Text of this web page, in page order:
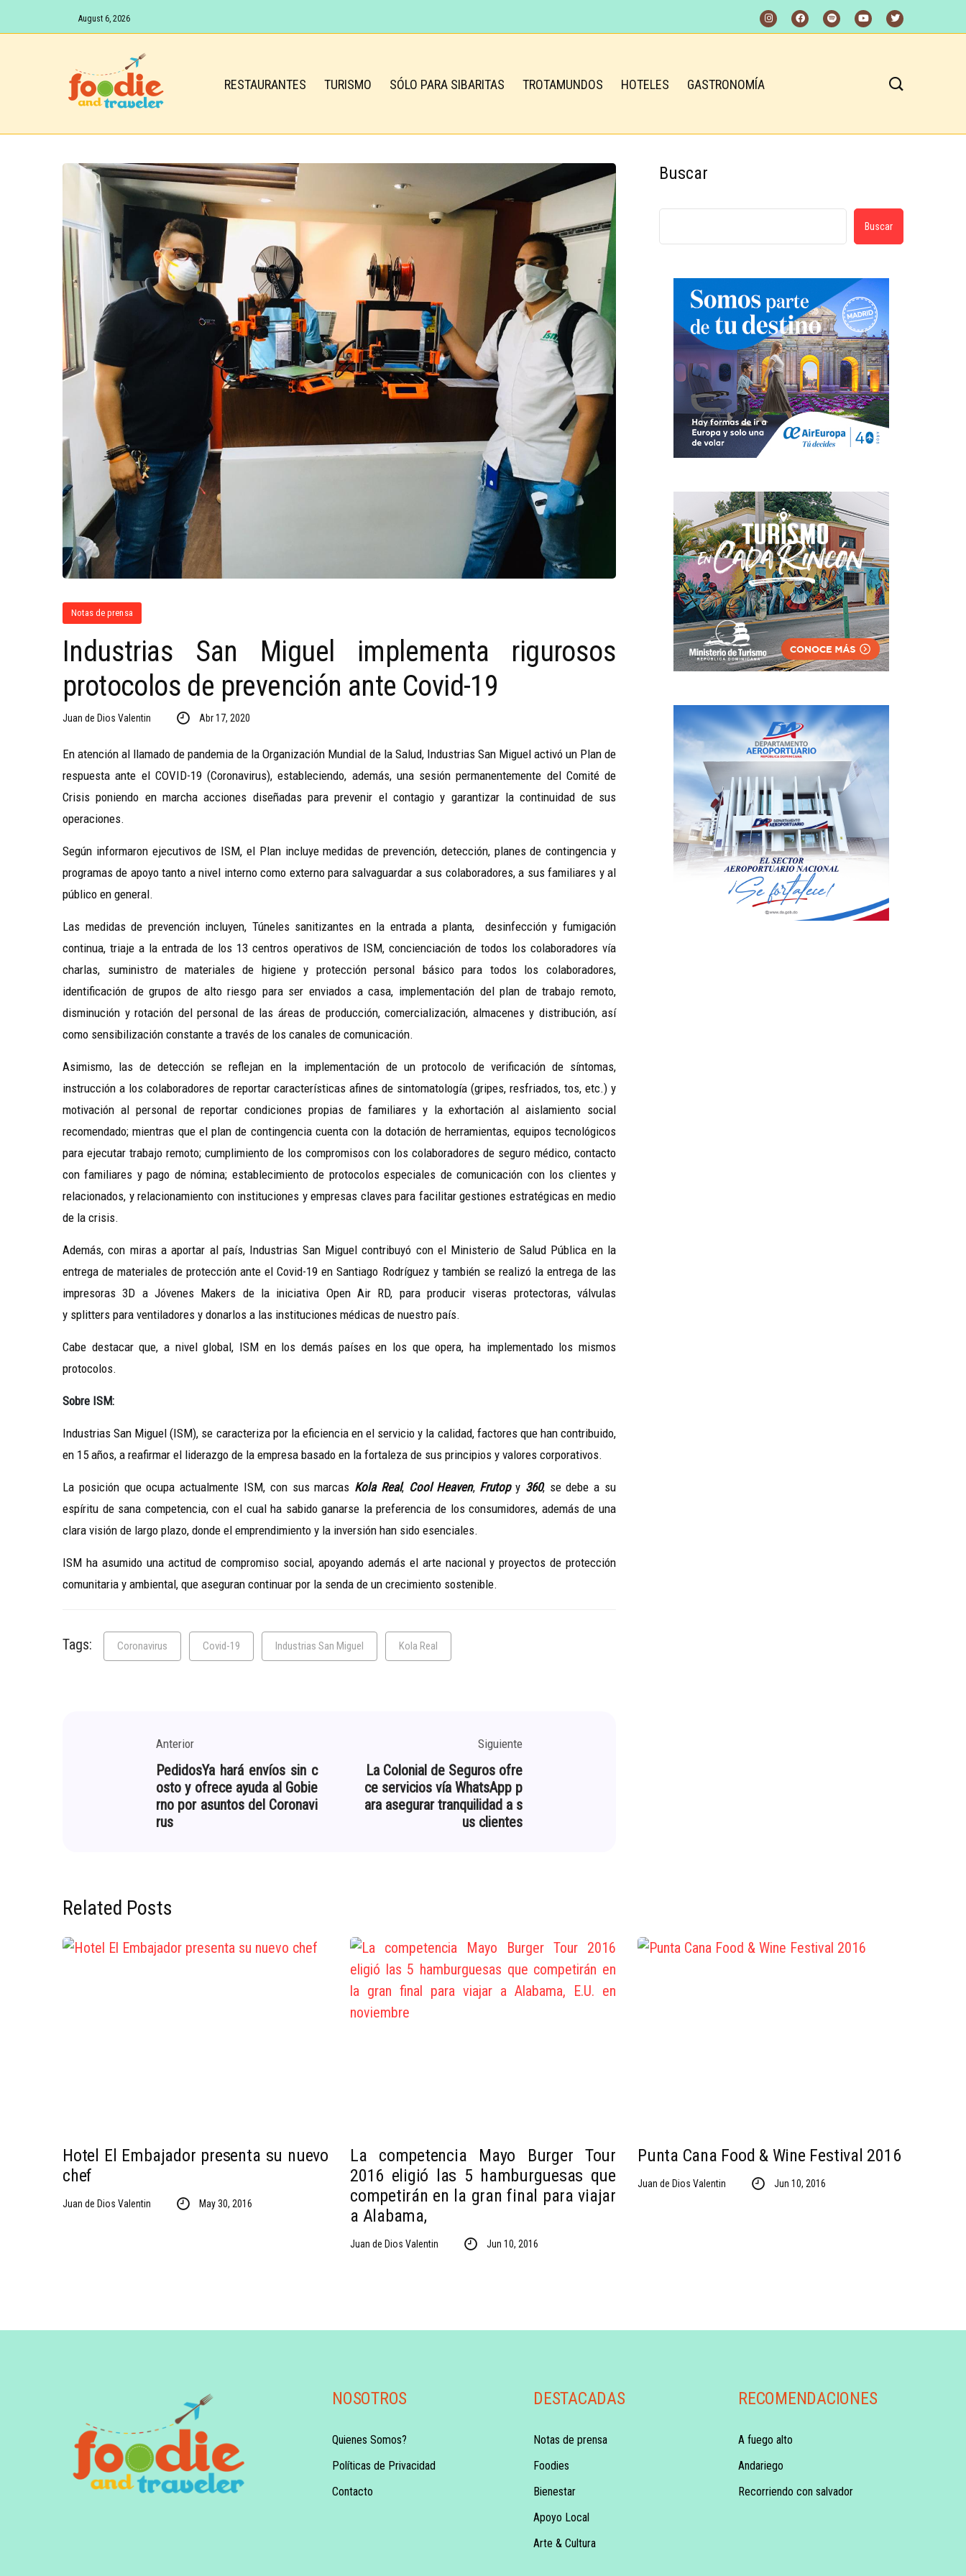
August 6, 2026
RESTAURANTES TURISMO SÓLO PARA SIBARITAS TROTAMUNDOS HOTELES GASTRONOMÍA
Notas de prensa
Industrias San Miguel implementa rigurosos
protocolos de prevención ante Covid-19
Juan de Dios Valentin Abr 17, 2020
En atención al llamado de pandemia de la Organización Mundial de la Salud, Industrias San Miguel activó un Plan de
respuesta ante el COVID-19 (Coronavirus), estableciendo, además, una sesión permanentemente del Comité de
Crisis poniendo en marcha acciones diseñadas para prevenir el contagio y garantizar la continuidad de sus
operaciones.
Según informaron ejecutivos de ISM, el Plan incluye medidas de prevención, detección, planes de contingencia y
programas de apoyo tanto a nivel interno como externo para salvaguardar a sus colaboradores, a sus familiares y al
público en general.
Las medidas de prevención incluyen, Túneles sanitizantes en la entrada a planta, desinfección y fumigación
continua, triaje a la entrada de los 13 centros operativos de ISM, concienciación de todos los colaboradores vía
charlas, suministro de materiales de higiene y protección personal básico para todos los colaboradores,
identificación de grupos de alto riesgo para ser enviados a casa, implementación del plan de trabajo remoto,
disminución y rotación del personal de las áreas de producción, comercialización, almacenes y distribución, así
como sensibilización constante a través de los canales de comunicación.
Asimismo, las de detección se reflejan en la implementación de un protocolo de verificación de síntomas,
instrucción a los colaboradores de reportar características afines de sintomatología (gripes, resfriados, tos, etc.) y
motivación al personal de reportar condiciones propias de familiares y la exhortación al aislamiento social
recomendado; mientras que el plan de contingencia cuenta con la dotación de herramientas, equipos tecnológicos
para ejecutar trabajo remoto; cumplimiento de los compromisos con los colaboradores de seguro médico, contacto
con familiares y pago de nómina; establecimiento de protocolos especiales de comunicación con los clientes y
relacionados, y relacionamiento con instituciones y empresas claves para facilitar gestiones estratégicas en medio
de la crisis.
Además, con miras a aportar al país, Industrias San Miguel contribuyó con el Ministerio de Salud Pública en la
entrega de materiales de protección ante el Covid-19 en Santiago Rodríguez y también se realizó la entrega de las
impresoras 3D a Jóvenes Makers de la iniciativa Open Air RD, para producir viseras protectoras, válvulas
y splitters para ventiladores y donarlos a las instituciones médicas de nuestro país.
Cabe destacar que, a nivel global, ISM en los demás países en los que opera, ha implementado los mismos
protocolos.
Sobre ISM:
Industrias San Miguel (ISM), se caracteriza por la eficiencia en el servicio y la calidad, factores que han contribuido,
en 15 años, a reafirmar el liderazgo de la empresa basado en la fortaleza de sus principios y valores corporativos.
La posición que ocupa actualmente ISM, con sus marcas Kola Real, Cool Heaven, Frutopy 360, se debe a su
espíritu de sana competencia, con el cual ha sabido ganarse la preferencia de los consumidores, además de una
clara visión de largo plazo, donde el emprendimiento y la inversión han sido esenciales.
ISM ha asumido una actitud de compromiso social, apoyando además el arte nacional y proyectos de protección
comunitaria y ambiental, que aseguran continuar por la senda de un crecimiento sostenible.
Tags: Coronavirus Covid-19 Industrias San Miguel Kola Real
Anterior
PedidosYa hará envíos sin c
osto y ofrece ayuda al Gobie
rno por asuntos del Coronavi
rus
Siguiente
La Colonial de Seguros ofre
ce servicios vía WhatsApp p
ara asegurar tranquilidad a s
us clientes
Buscar
Buscar
Related Posts
Hotel El Embajador presenta su nuevo
chef
Juan de Dios Valentin May 30, 2016
La competencia Mayo Burger Tour
2016 eligió las 5 hamburguesas que
competirán en la gran final para viajar
a Alabama,
Juan de Dios Valentin Jun 10, 2016
Punta Cana Food & Wine Festival 2016
Juan de Dios Valentin Jun 10, 2016
NOSOTROS
Quienes Somos?
Políticas de Privacidad
Contacto
DESTACADAS
Notas de prensa
Foodies
Bienestar
Apoyo Local
Arte & Cultura
RECOMENDACIONES
A fuego alto
Andariego
Recorriendo con salvador